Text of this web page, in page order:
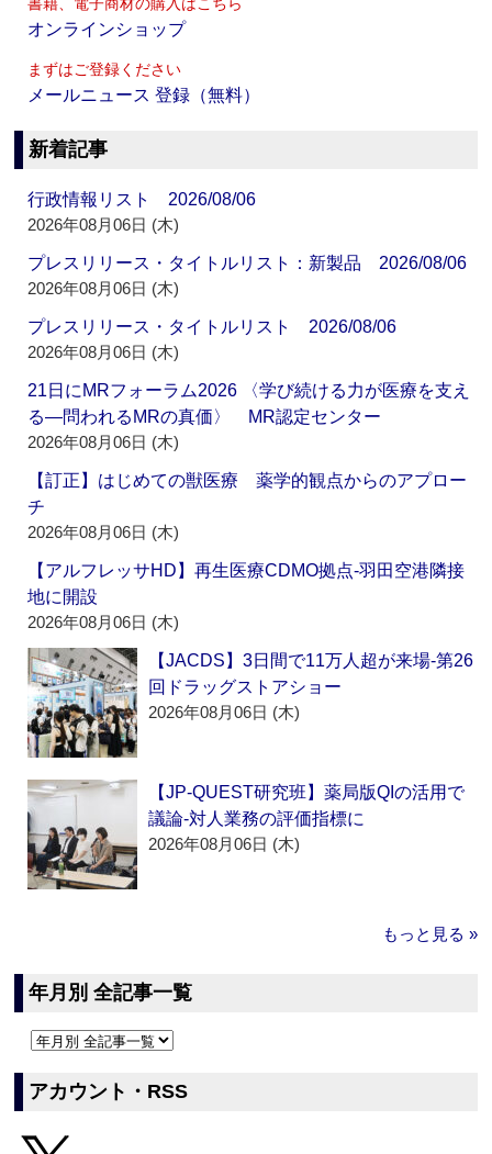
書籍、電子商材の購入はこちら
オンラインショップ
まずはご登録ください
メールニュース 登録（無料）
新着記事
行政情報リスト 2026/08/06
2026年08月06日 (木)
プレスリリース・タイトルリスト：新製品 2026/08/06
2026年08月06日 (木)
プレスリリース・タイトルリスト 2026/08/06
2026年08月06日 (木)
21日にMRフォーラム2026 〈学び続ける力が医療を支え
る―問われるMRの真価〉 MR認定センター
2026年08月06日 (木)
【訂正】はじめての獣医療 薬学的観点からのアプロー
チ
2026年08月06日 (木)
【アルフレッサHD】再生医療CDMO拠点‐羽田空港隣接
地に開設
2026年08月06日 (木)
【JACDS】3日間で11万人超が来場‐第26
回ドラッグストアショー
2026年08月06日 (木)
【JP-QUEST研究班】薬局版QIの活用で
議論‐対人業務の評価指標に
2026年08月06日 (木)
もっと見る »
年月別 全記事一覧
アカウント・RSS